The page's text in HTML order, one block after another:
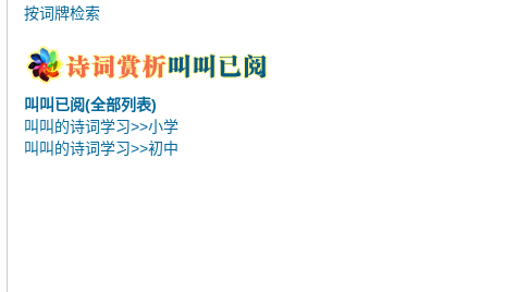
按词牌检索
叫叫已阅(全部列表)
叫叫的诗词学习>>小学
叫叫的诗词学习>>初中